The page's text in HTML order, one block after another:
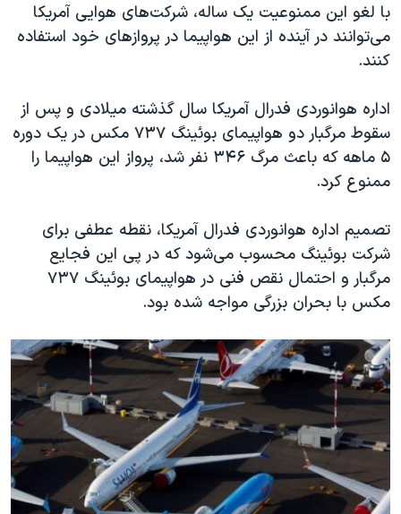
دادگاه حمید نوری
چهل سال گروگان‌گیری
اعتراضات مردمی آبان ۹۸
اسرائیل در جنگ
نرگس محمدی برنده جایزه نوبل صلح
صفحه‌های ویژه
سفر پرزیدنت ترامپ به چین
با لغو این ممنوعیت یک ساله، شرکت‌های هوایی آمریکا
می‌توانند در آینده از این هواپیما در پروازهای خود استفاده
کنند.
اداره هوانوردی فدرال آمریکا سال گذشته میلادی و پس از
سقوط مرگبار دو هواپیمای بوئینگ ۷۳۷ مکس در یک دوره
۵ ماهه که باعث مرگ ۳۴۶ نفر شد، پرواز این هواپیما را
ممنوع کرد.
تصمیم اداره هوانوردی فدرال آمریکا، نقطه عطفی برای
شرکت بوئینگ محسوب می‌شود که در پی این فجایع
مرگبار و احتمال نقص فنی در هواپیمای بوئینگ ۷۳۷
مکس با بحران بزرگی مواجه شده بود.